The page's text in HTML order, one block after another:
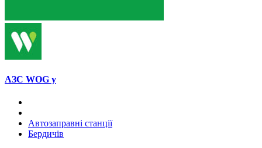
АЗС WOG у
Автозаправні станції
Бердичів